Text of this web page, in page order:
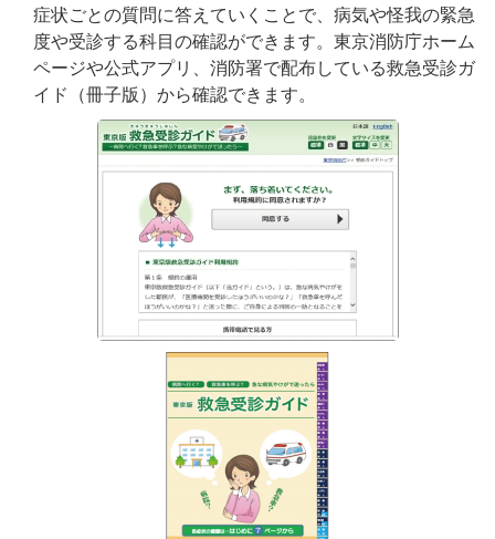
症状ごとの質問に答えていくことで、病気や怪我の緊急
度や受診する科目の確認ができます。東京消防庁ホーム
ページや公式アプリ、消防署で配布している救急受診ガ
イド（冊子版）から確認できます。